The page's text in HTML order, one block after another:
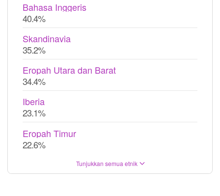
Bahasa Inggeris
40.4%
Skandinavia
35.2%
Eropah Utara dan Barat
34.4%
Iberia
23.1%
Eropah Timur
22.6%
Tunjukkan semua etnik